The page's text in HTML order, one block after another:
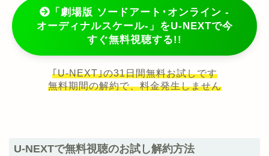
「劇場版 ソードアート･オンライン -
オーディナルスケール-」をU-NEXTで今
すぐ無料視聴する!!
｢U-NEXT｣の31日間無料お試しです
無料期間の解約で、料金発生しません
U-NEXTで無料視聴のお試し解約方法